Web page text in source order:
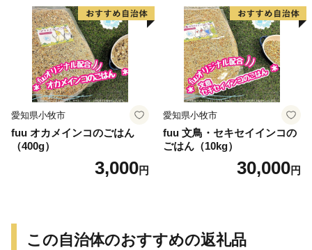
愛知県小牧市
fuu オカメインコのごはん
（400g）
3,000円
愛知県小牧市
fuu 文鳥・セキセイインコの
ごはん（10kg）
30,000円
この自治体のおすすめの返礼品